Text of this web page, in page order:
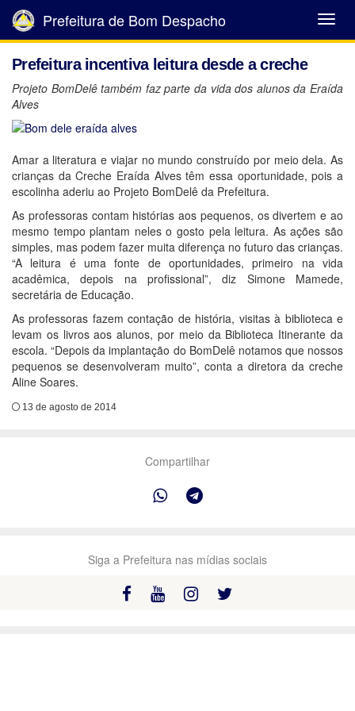
Abrir
Menu
Prefeitura de Bom Despacho
Prefeitura incentiva leitura desde a creche
Projeto BomDelê também faz parte da vida dos alunos da Eraída
Alves
Amar a literatura e viajar no mundo construído por meio dela. As
crianças da Creche Eraída Alves têm essa oportunidade, pois a
escolinha aderiu ao Projeto BomDelê da Prefeitura.
As professoras contam histórias aos pequenos, os divertem e ao
mesmo tempo plantam neles o gosto pela leitura. As ações são
simples, mas podem fazer muita diferença no futuro das crianças.
“A leitura é uma fonte de oportunidades, primeiro na vida
acadêmica, depois na profissional”, diz Simone Mamede,
secretária de Educação.
As professoras fazem contação de história, visitas à biblioteca e
levam os livros aos alunos, por meio da Biblioteca Itinerante da
escola. “Depois da implantação do BomDelê notamos que nossos
pequenos se desenvolveram muito”, conta a diretora da creche
Aline Soares.
13 de agosto de 2014
Compartilhar
Siga a Prefeitura nas mídias sociais